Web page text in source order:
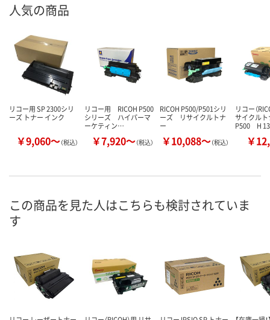
人気の商品
リコー用 SP 2300シリ
ーズ トナー インク
￥9,060～（税込）
リコー用 RICOH P500
シリーズ ハイパーマ
ーケティン…
￥7,920～（税込）
RICOH P500/P501シリ
ーズ リサイクルトナ
ー
￥10,088～（税込）
リコー（
サイクル
P500 H
￥
この商品を見た人はこちらも検討されていま
す